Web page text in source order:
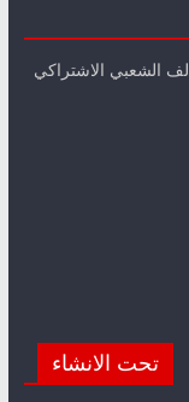
الشعبي الاشتراكي
تحت الانشاء